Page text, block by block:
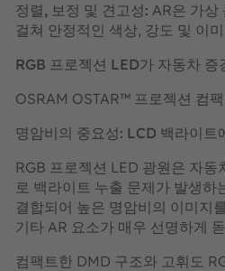
정렬, 보정 및 견고성: AR은 가상
걸쳐 안정적인 색상, 강도 및 이
RGB 프로젝션 LED가 자동차
OSRAM OSTAR™ 프로젝션 컴
명암비의 중요성: LCD 백라이트
RGB 프로젝션 LED 광원은 자
로 백라이트 누출 문제가 발생
결합되어 높은 명암비의 이미지
기타 AR 요소가 매우 선명하게
컴팩트한 DMD 구조와 고휘도